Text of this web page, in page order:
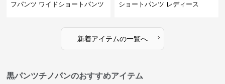
フパンツ ワイドショートパンツ
ショートパンツ レディース
新着アイテムの一覧へ ›
黒パンツチノパンのおすすめアイテム